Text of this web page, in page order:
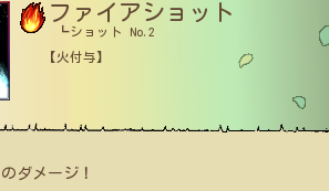
ファイアショット
┗ショット No.2
【火付与】
のダメージ！